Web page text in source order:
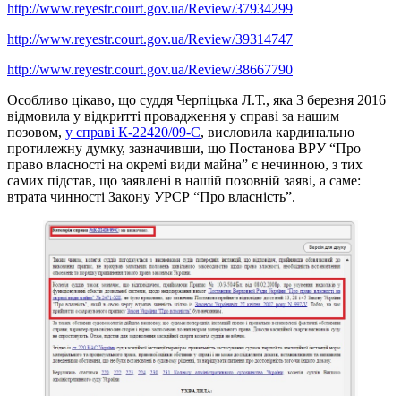
http://www.reyestr.court.gov.ua/Review/37934299
http://www.reyestr.court.gov.ua/Review/39314747
http://www.reyestr.court.gov.ua/Review/38667790
Особливо цікаво, що суддя Черпіцька Л.Т., яка 3 березня 2016
відмовила у відкритті провадження у справі за нашим
позовом, у справі К-22420/09-С, висловила кардинально
протилежну думку, зазначивши, що Постанова ВРУ “Про
право власності на окремі види майна” є нечинною, з тих
самих підстав, що заявлені в нашій позовній заяві, а саме:
втрата чинності Закону УРСР “Про власність”.